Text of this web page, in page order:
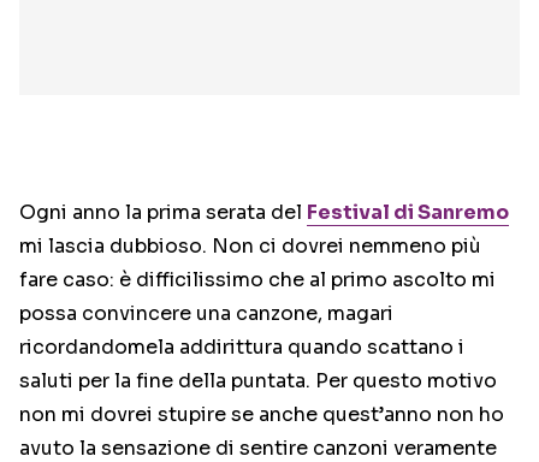
Ogni anno la prima serata del Festival di Sanremo
mi lascia dubbioso. Non ci dovrei nemmeno più
fare caso: è difficilissimo che al primo ascolto mi
possa convincere una canzone, magari
ricordandomela addirittura quando scattano i
saluti per la fine della puntata. Per questo motivo
non mi dovrei stupire se anche quest’anno non ho
avuto la sensazione di sentire canzoni veramente